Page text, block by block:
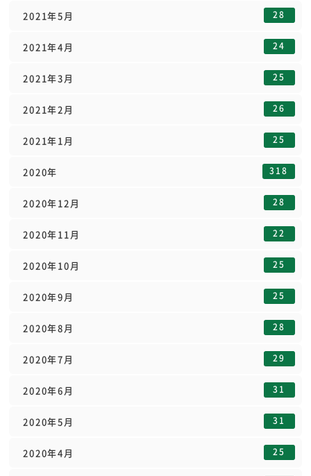
2021年5月 28
2021年4月 24
2021年3月 25
2021年2月 26
2021年1月 25
2020年 318
2020年12月 28
2020年11月 22
2020年10月 25
2020年9月 25
2020年8月 28
2020年7月 29
2020年6月 31
2020年5月 31
2020年4月 25